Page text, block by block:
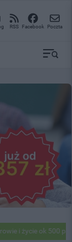
RSS Facebook Poczta
ok 500 pasażerów!